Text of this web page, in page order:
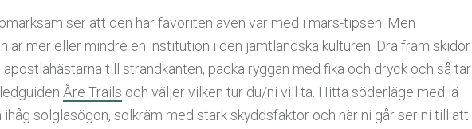
ser att den här favoriten även var med i mars-tipsen. Men
är mer eller mindre en institution i den jämtländska kulturen. Dra fram skidor
till strandkanten, packa ryggan med fika och dryck och så tar
Åre Trails och väljer vilken tur du/ni vill ta. Hitta söderläge med lä
ihåg solglasögon, solkräm med stark skyddsfaktor och när ni går ser ni till att